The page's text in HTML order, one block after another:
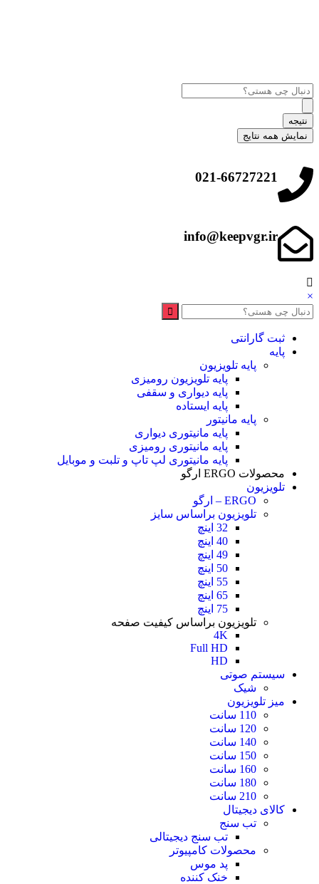
نتیجه
نمایش همه نتایج
021-66727221
info@keepvgr.ir
×
ثبت گارانتی
پایه
پایه تلویزیون
پایه تلویزیون رومیزی
پایه دیواری و سقفی
پایه ایستاده
پایه مانیتور
پایه مانیتوری دیواری
پایه مانیتوری رومیزی
پایه مانیتوری لپ تاپ و تلبت و موبایل
محصولات ERGO ارگو
تلویزیون
ERGO – ارگو
تلویزیون براساس سایز
32 اینچ
40 اینچ
49 اینچ
50 اینچ
55 اینچ
65 اینچ
75 اینچ
تلویزیون براساس کیفیت صفحه
4K
Full HD
HD
سیستم صوتی
شیک
میز تلویزیون
110 سانت
120 سانت
140 سانت
150 سانت
160 سانت
180 سانت
210 سانت
کالای دیجیتال
تب سنج
تب سنج دیجیتالی
محصولات کامپیوتر
پد موس
خنک کننده